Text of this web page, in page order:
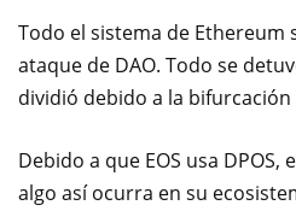
Todo el sistema de Ethereum
ataque de DAO. Todo se
dividió debido a la bifurcación
Debido a que EOS usa
algo así ocurra en su